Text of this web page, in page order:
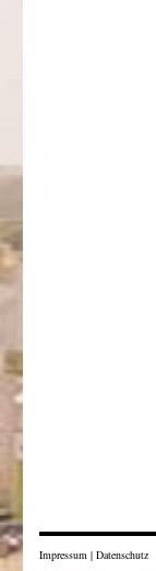
Impressum | Datenschutz